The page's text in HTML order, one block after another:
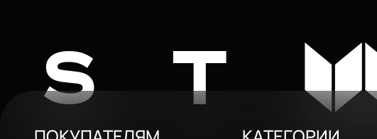
ST